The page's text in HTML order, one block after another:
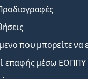
που μπορείτε να
επαφής μέσω ΕΟΠΠΥ